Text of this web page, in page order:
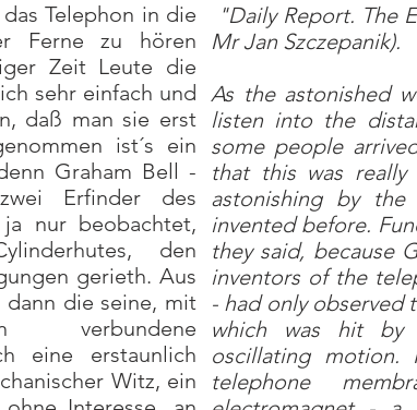
Telephon in die
Ferne zu hören
Zeit Leute die
sehr einfach und
daß man sie erst
ist´s ein
Graham Bell -
Erfinder des
nur beobachtet,
den
gerieth. Aus
die seine, mit
verbundene
eine erstaunlich
Witz, ein
"Daily Report. The
Mr Jan Szczepanik).
As the astonished
listen into the
some people
that this was
astonishing by
invented before.
they said, because
inventors of the
- had only observed
which was hit by
oscillating
telephone